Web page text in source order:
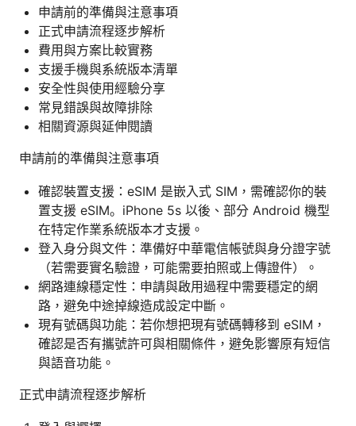
申請前的準備與注意事項
正式申請流程逐步解析
費用與方案比較實務
支援手機與系統版本清單
安全性與使用經驗分享
常見錯誤與故障排除
相關資源與延伸閱讀
申請前的準備與注意事項
確認裝置支援：eSIM 是嵌入式 SIM，需確認你的裝
置支援 eSIM。iPhone 5s 以後、部分 Android 機型
在特定作業系統版本才支援。
登入身分與文件：準備好中華電信帳號與身分證字號
（若需要實名驗證，可能需要拍照或上傳證件）。
網路連線穩定性：申請與啟用過程中需要穩定的網
路，避免中途掉線造成設定中斷。
現有號碼與功能：若你想把現有號碼轉移到 eSIM，
確認是否有攜號許可與相關條件，避免影響原有短信
與語音功能。
正式申請流程逐步解析